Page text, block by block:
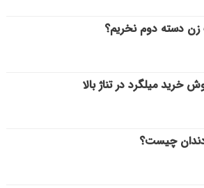
زن دسته دوم نخریم؟
خرید میلگرد در تناژ بالا
چیست؟